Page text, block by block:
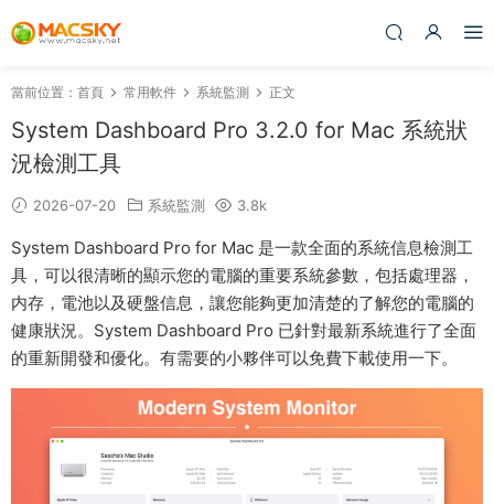
當前位置： 首頁 常用軟件 系統監測 正文
System Dashboard Pro 3.2.0 for Mac 系統狀
況檢測工具
2026-07-20 系統監測 3.8k
System Dashboard Pro for Mac 是一款全面的系統信息檢測工
具，可以很清晰的顯示您的電腦的重要系統參數，包括處理器，
内存，電池以及硬盤信息，讓您能夠更加清楚的了解您的電腦的
健康狀況。System Dashboard Pro 已針對最新系統進行了全面
的重新開發和優化。有需要的小夥伴可以免費下載使用一下。